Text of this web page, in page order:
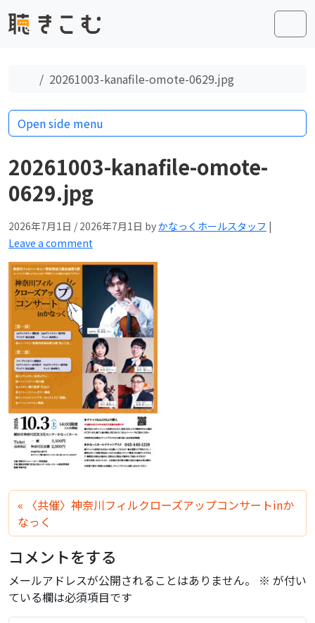
Home
20261003-kanafile-omote-0629.jpg
20261003-kanafile-omote-
0629.jpg
2026年7月1日 / 2026年7月1日 byかなっくホールスタッフ |
Leave a comment
〈共催〉神奈川フィルクローズアップコンサートinか
なっく
コメントをする
メールアドレスが公開されることはありません。 ※ が付い
ている欄は必須項目です
Open side menu